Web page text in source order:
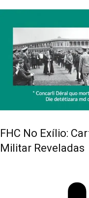
FHC No Exílio:
Militar Reveladas